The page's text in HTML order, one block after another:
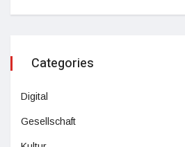
Categories
Digital
Gesellschaft